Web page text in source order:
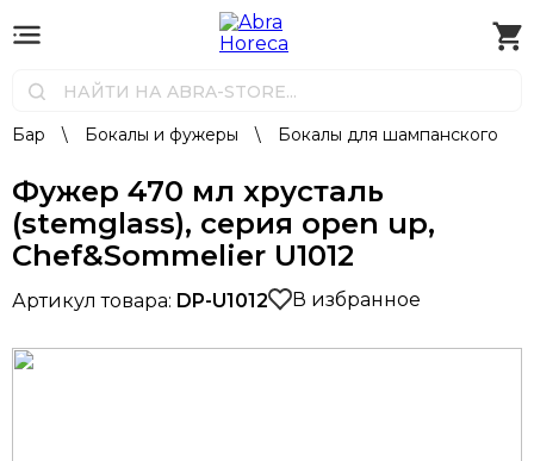
Бар \ Бокалы и фужеры \ Бокалы для шампанского
Фужер 470 мл хрусталь
(stemglass), серия open up,
Chef&Sommelier U1012
Артикул товара: DP-U1012 В избранное